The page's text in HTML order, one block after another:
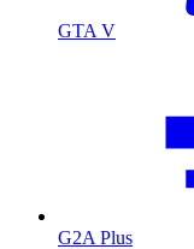
GTA V
G2A Plus